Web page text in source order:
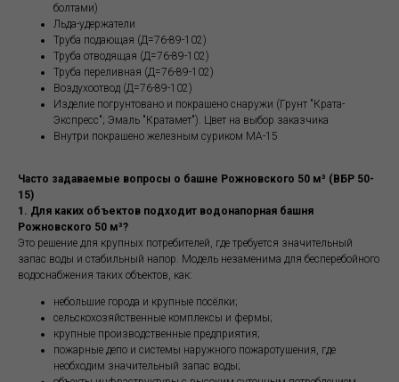
болтами)
Льда-удержатели
Труба подающая (Д=76-89-102)
Труба отводящая (Д=76-89-102)
Труба переливная (Д=76-89-102)
Воздухоотвод (Д=76-89-102)
Изделие погрунтовано и покрашено снаружи (Грунт "Крата-
Экспресс"; Эмаль "Кратамет"). Цвет на выбор заказчика
Внутри покрашено железным суриком МА-15
Часто задаваемые вопросы о башне Рожновского 50 м³ (ВБР 50-
15)
1. Для каких объектов подходит водонапорная башня
Рожновского 50 м³?
Это решение для крупных потребителей, где требуется значительный
запас воды и стабильный напор. Модель незаменима для бесперебойного
водоснабжения таких объектов, как:
небольшие города и крупные посёлки;
сельскохозяйственные комплексы и фермы;
крупные производственные предприятия;
пожарные депо и системы наружного пожаротушения, где
необходим значительный запас воды;